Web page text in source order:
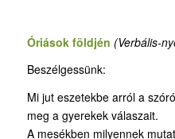
Óriások földjén (Verbális-
Beszélgessünk:
Mi jut eszetekbe arról a
meg a gyerekek válaszait.
A mesékben milyennek